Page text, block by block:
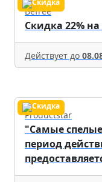
Befree
Скидка 22% на
Действует до
Productstar
"Самые
период